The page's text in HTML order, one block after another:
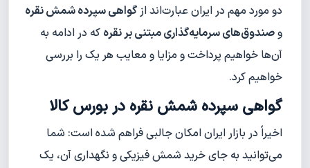
دو مورد مهم در ایران عبارت‌اند ازگواهی سپرده شمش نقره
وصندوق‌های سرمایه‌گذاری مبتنی بر نقره که در ادامه به
آن‌ها خواهیم پرداخت و مزایا و معایب هر یک را بررسی
خواهیم کرد.
گواهی سپرده شمش نقره در بورس کالا
اخیراً در بازار ایران امکان جالبی فراهم شده است: شما
می‌توانید به جای خرید شمش فیزیکی و نگهداری آن، یک